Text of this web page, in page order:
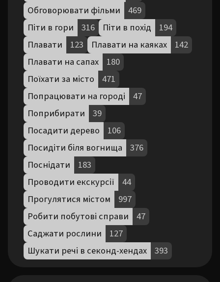
Обговорювати фільми
469
Піти в гори
316 Піти в похід
194
Плавати
123 Плавати на каяках
142
Плавати на сапах
180
Поїхати за місто
471
Попрацювати на городі
47
Поприбирати
39
Посадити дерево
106
Посидіти біля вогнища
376
Поснідати
183
Проводити екскурсії
44
Прогулятися містом
997
Робити побутові справи
47
Саджати рослини
127
Шукати речі в секонд-хендах
393